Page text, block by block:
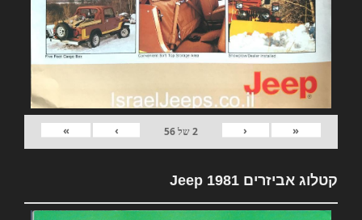
«
‹
2של56
›
»
קטלוג אביזרים 1981 Jeep